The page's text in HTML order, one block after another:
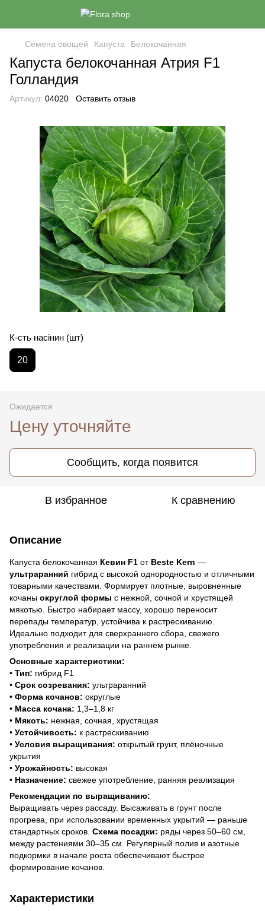
Семена овощей Капуста Белокочанная
Капуста белокочанная Атрия F1
Голландия
Артикул: 04020 Оставить отзыв
К-сть насінин (шт)
20
Ожидается
Цену уточняйте
Сообщить, когда появится
В избранное К сравнению
Описание
Капуста белокочанная Кевин F1 от Beste Kern —
ультраранний гибрид с высокой однородностью и отличными
товарными качествами. Формирует плотные, выровненные
кочаны округлой формы с нежной, сочной и хрустящей
мякотью. Быстро набирает массу, хорошо переносит
перепады температур, устойчива к растрескиванию.
Идеально подходит для сверхраннего сбора, свежего
употребления и реализации на раннем рынке.
Основные характеристики:
• Тип: гибрид F1
• Срок созревания: ультраранний
• Форма кочанов: округлые
• Масса кочана: 1,3–1,8 кг
• Мякоть: нежная, сочная, хрустящая
• Устойчивость: к растрескиванию
• Условия выращивания: открытый грунт, плёночные
укрытия
• Урожайность: высокая
• Назначение: свежее употребление, ранняя реализация
Рекомендации по выращиванию:
Выращивать через рассаду. Высаживать в грунт после
прогрева, при использовании временных укрытий — раньше
стандартных сроков. Схема посадки: ряды через 50–60 см,
между растениями 30–35 см. Регулярный полив и азотные
подкормки в начале роста обеспечивают быстрое
формирование кочанов.
Характеристики